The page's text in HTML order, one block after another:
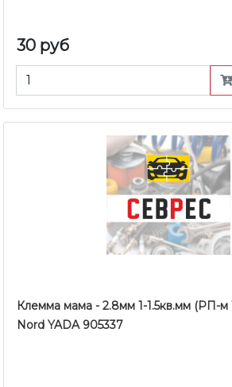
30 руб
Клемма мама - 2.8мм 1-1.5кв.мм (РП-м
Nord YADA 905337